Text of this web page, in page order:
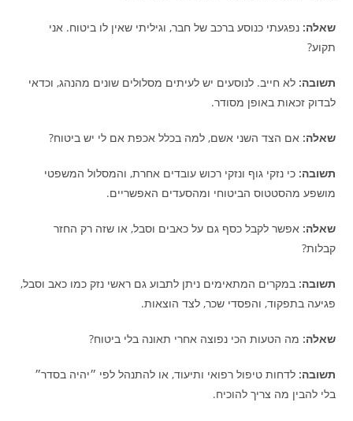
שאלה: נפגעתי כנוסע ברכב של חבר, וגיליתי שאין לו ביטוח. אני
תקוע?
תשובה: לא חייב. לנוסעים יש לעיתים מסלולים שונים מהנהג, וכדאי
לבדוק זכאות באופן מסודר.
שאלה: אם הצד השני אשם, למה בכלל אכפת אם לי יש ביטוח?
תשובה: כי נזקי גוף ונזקי רכוש עובדים אחרת, והמסלול המשפטי
מושפע מהסטטוס הביטוחי ומהסעדים האפשריים.
שאלה: אפשר לקבל כסף גם על כאבים וסבל, או שזה רק החזר
קבלות?
תשובה: במקרים המתאימים ניתן לתבוע גם ראשי נזק כמו כאב וסבל,
פגיעה בתפקוד, והפסדי שכר, לצד הוצאות.
שאלה: מה הטעות הכי נפוצה אחרי תאונה בלי ביטוח?
תשובה: לדחות טיפול רפואי ותיעוד, או להתנהל לפי ״יהיה בסדר״
בלי להבין מה צריך להוכיח.